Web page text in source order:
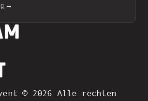
→
© 2026 Alle rechten